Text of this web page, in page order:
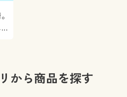
から商品を探す